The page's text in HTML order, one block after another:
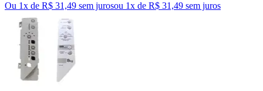
Ou 1x de R$ 31,49 sem jurosou 1x de R$ 31,49 sem juros